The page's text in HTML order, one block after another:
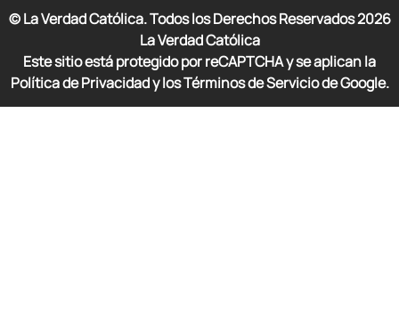
© La Verdad Católica. Todos los Derechos Reservados2026
La Verdad Católica
Este sitio está protegido por reCAPTCHA y se aplican la
Política de Privacidad y los Términos de Servicio de Google.